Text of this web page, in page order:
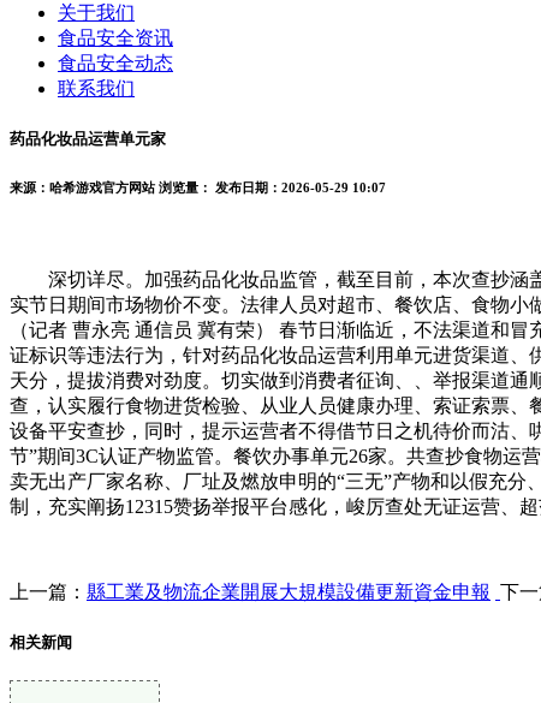
关于我们
食品安全资讯
食品安全动态
联系我们
药品化妆品运营单元家
来源：哈希游戏官方网站 浏览量： 发布日期：2026-05-29 10:07
深切详尽。加强药品化妆品监管，截至目前，本次查抄涵
实节日期间市场物价不变。法律人员对超市、餐饮店、食物
（记者 曹永亮 通信员 冀有荣） 春节日渐临近，不法渠道和
证标识等违法行为，针对药品化妆品运营利用单元进货渠道
天分，提拔消费对劲度。切实做到消费者征询、、举报渠道
查，认实履行食物进货检验、从业人员健康办理、索证索票
设备平安查抄，同时，提示运营者不得借节日之机待价而沽
节”期间3C认证产物监管。餐饮办事单元26家。共查抄食物运
卖无出产厂家名称、厂址及燃放申明的“三无”产物和以假充
制，充实阐扬12315赞扬举报平台感化，峻厉查处无证运营、
上一篇： 縣工業及物流企業開展大規模設備更新資金申報 下一
相关新闻